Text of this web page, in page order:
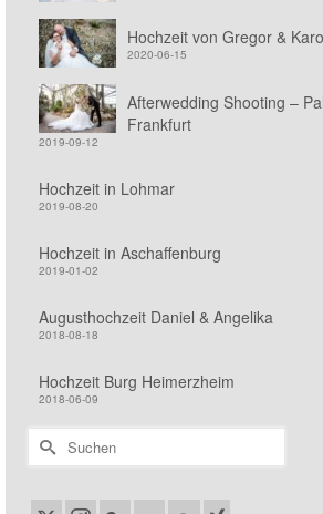
Hochzeit von Gregor &
2020-06-15
Afterwedding Shooting –
Frankfurt
2019-09-12
Hochzeit in Lohmar
2019-08-20
Hochzeit in Aschaffenburg
2019-01-02
Augusthochzeit Daniel & Angelika
2018-08-18
Hochzeit Burg Heimerzheim
2018-06-09
Suchen
nach: